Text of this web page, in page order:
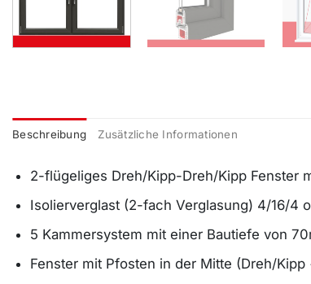
Beschreibung Zusätzliche Informationen
2-flügeliges Dreh/Kipp-Dreh/Kipp Fenster
Isolierverglast (2-fach Verglasung) 4/16/4
5 Kammersystem mit einer Bautiefe von
Fenster mit Pfosten in der Mitte (Dreh/Kipp